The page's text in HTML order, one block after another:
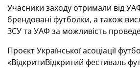
Учасники заходу отримали від
брендовані футболки, а також
ЗСУ та УАФ за можливість
Проєкт Української асоціації
«ВідкритиВідкритий фестиваль